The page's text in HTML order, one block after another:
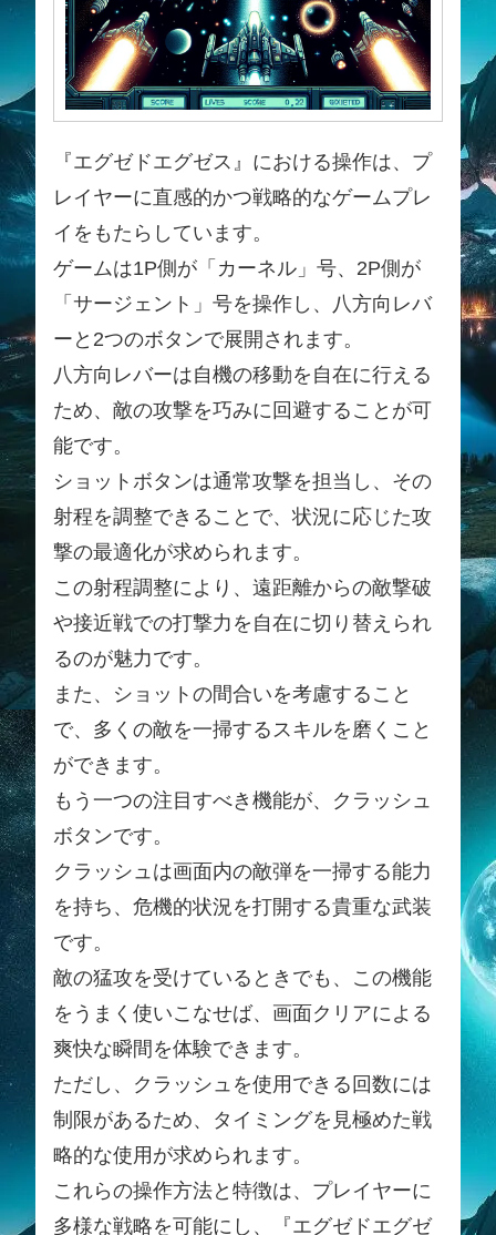
『エグゼドエグゼス』における操作は、プ
レイヤーに直感的かつ戦略的なゲームプレ
イをもたらしています。
ゲームは1P側が「カーネル」号、2P側が
「サージェント」号を操作し、八方向レバ
ーと2つのボタンで展開されます。
八方向レバーは自機の移動を自在に行える
ため、敵の攻撃を巧みに回避することが可
能です。
ショットボタンは通常攻撃を担当し、その
射程を調整できることで、状況に応じた攻
撃の最適化が求められます。
この射程調整により、遠距離からの敵撃破
や接近戦での打撃力を自在に切り替えられ
るのが魅力です。
また、ショットの間合いを考慮すること
で、多くの敵を一掃するスキルを磨くこと
ができます。
もう一つの注目すべき機能が、クラッシュ
ボタンです。
クラッシュは画面内の敵弾を一掃する能力
を持ち、危機的状況を打開する貴重な武装
です。
敵の猛攻を受けているときでも、この機能
をうまく使いこなせば、画面クリアによる
爽快な瞬間を体験できます。
ただし、クラッシュを使用できる回数には
制限があるため、タイミングを見極めた戦
略的な使用が求められます。
これらの操作方法と特徴は、プレイヤーに
多様な戦略を可能にし、『エグゼドエグゼ